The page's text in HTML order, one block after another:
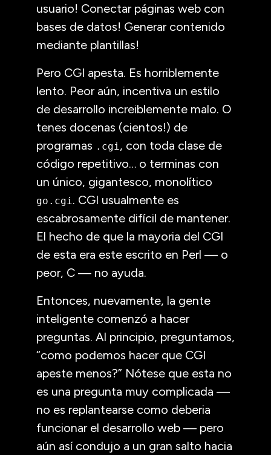
usuario! Conectar páginas web con
bases de datos! Generar contenido
mediante plantillas!
Pero CGI apesta. Es horriblemente
lento. Peor aún, incentiva un estilo
de desarrollo increiblemente malo. O
tenes docenas (cientos!) de
programas .cgi, con toda clase de
código repetitivo… o terminas con
un único, gigantesco, monolítico
go.cgi. CGI usualmente es
escabrosamente difícil de mantener.
El hecho de que la mayoria del CGI
de esta era este escrito en Perl — o
peor, C — no ayuda.
Entonces, nuevamente, la gente
inteligente comenzó a hacer
preguntas. Al principio, preguntamos,
“como podemos hacer que CGI
apeste menos?” Nótese que esta no
es una pregunta muy complicada —
no es replantearse como deberia
funcionar el desarrollo web — pero
aún así condujo a un gran salto hacia